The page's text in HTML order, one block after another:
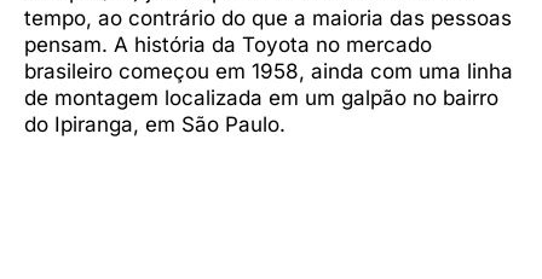
tempo, ao contrário do que a maioria das pessoas
pensam. A história da Toyota no mercado
brasileiro começou em 1958, ainda com uma linha
de montagem localizada em um galpão no bairro
do Ipiranga, em São Paulo.